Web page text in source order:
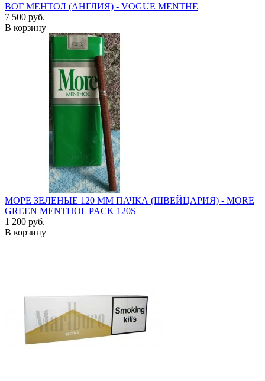
ВОГ МЕНТОЛ (АНГЛИЯ) - VOGUE MENTHE
7 500 руб.
В корзину
МОРЕ ЗЕЛЕНЫЕ 120 ММ ПАЧКА (ШВЕЙЦАРИЯ) - MORE
GREEN MENTHOL PACK 120S
1 200 руб.
В корзину